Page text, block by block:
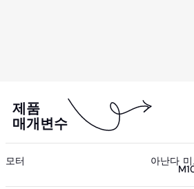
제품
매개변수
모터 아난다